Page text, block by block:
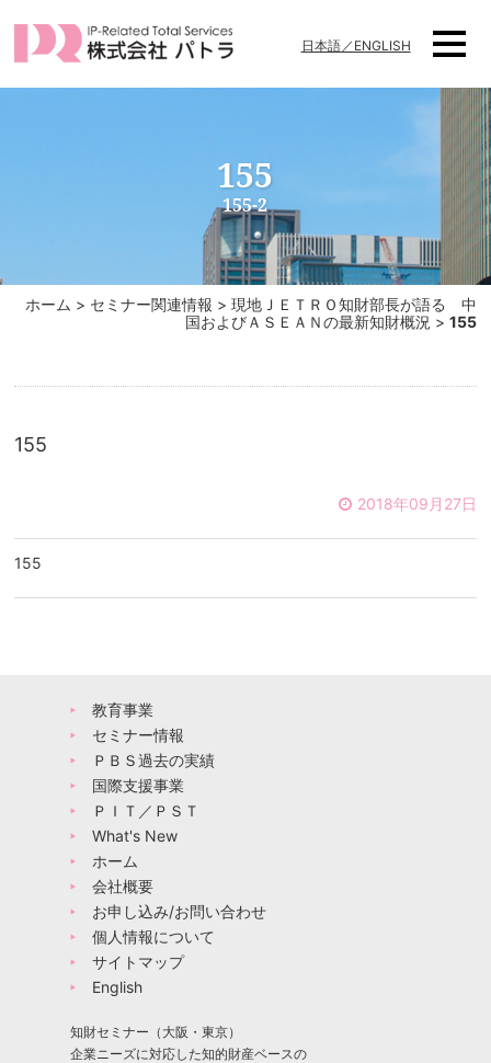
日本語／ENGLISH
155
155-2
ホーム > セミナー関連情報 > 現地ＪＥＴＲＯ知財部長が語る 中
国およびＡＳＥＡＮの最新知財概況 > 155
155
2018年09月27日
155
知財セミナー（大阪・東京）
企業ニーズに対応した知的財産ベースの
教育事業
セミナー情報
ＰＢＳ過去の実績
国際支援事業
ＰＩＴ／ＰＳＴ
What's New
ホーム
会社概要
お申し込み/お問い合わせ
個人情報について
サイトマップ
English